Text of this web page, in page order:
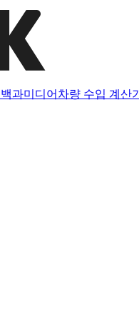
과미디어 차량 수입 계산기